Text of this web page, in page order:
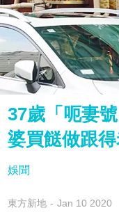
37歲「呃妻
婆買餸做跟
娛聞
東方新地 Jan 10 2020